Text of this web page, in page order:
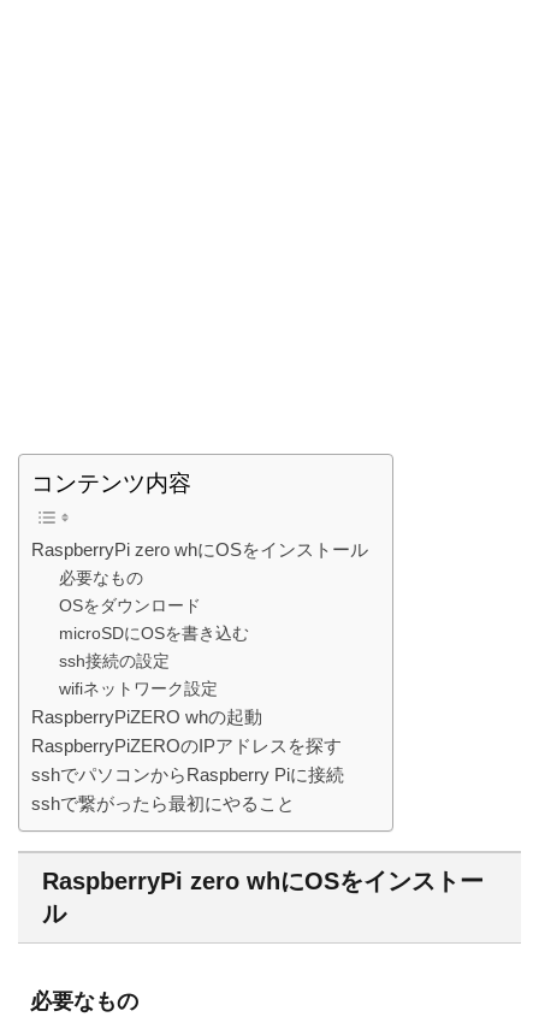
コンテンツ内容
RaspberryPi zero whにOSをインストール
必要なもの
OSをダウンロード
microSDにOSを書き込む
ssh接続の設定
wifiネットワーク設定
RaspberryPiZERO whの起動
RaspberryPiZEROのIPアドレスを探す
sshでパソコンからRaspberry Piに接続
sshで繋がったら最初にやること
RaspberryPi zero whにOSをインストー
ル
必要なもの